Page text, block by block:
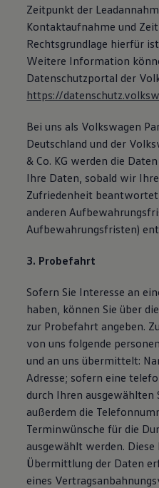
Zeitpunkt der
Kontaktaufnahme und
Rechtsgrundlage hierfür
Weitere Information
Datenschutzportal der
https://
Bei uns als Volkswagen
Deutschland und der
& Co. KG werden die
Ihre Daten, sobald wir
Zufriedenheit
anderen
Aufbewahrungsfristen)
3. Probefahrt
Sofern Sie Interesse an
haben, können Sie über
zur Probefahrt angeben.
von uns folgende
und an uns übermittelt:
Adresse; sofern eine
durch Ihren ausgewählten
außerdem die
Terminwünsche für die
ausgewählt werden. Diese
Übermittlung der Daten
eines